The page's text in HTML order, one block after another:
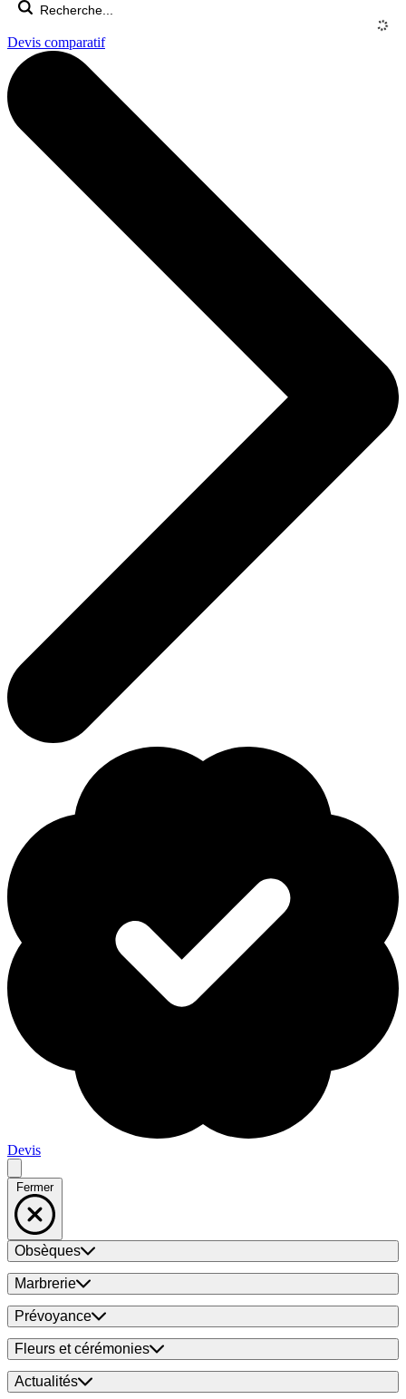
Devis comparatif
Devis
Fermer
Obsèques
Marbrerie
Prévoyance
Fleurs et cérémonies
Actualités